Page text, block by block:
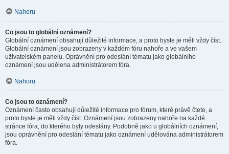
Nahoru
Co jsou to globální oznámení?
Globální oznámení obsahují důležité informace, a proto byste je měli vždy číst.
Globální oznámení jsou zobrazeny v každém fóru nahoře a ve vašem
uživatelském panelu. Oprávnění pro odeslání tématu jako globálního
oznámení jsou udělena administrátorem fóra.
Nahoru
Co jsou to oznámení?
Oznámení často obsahují důležité informace pro fórum, které právě čtete, a
proto byste je měli vždy číst. Oznámení jsou zobrazeny nahoře na každé
stránce fóra, do kterého byly odeslány. Podobně jako u globálních oznámení,
jsou oprávnění pro odeslání tématu jako oznámení udělována administrátorem
fóra.